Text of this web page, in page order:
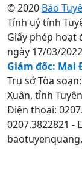
© 2020 Báo
Tỉnh uỷ tỉnh
Giấy phép hoạt
ngày 17/03/2022
Giám đốc: Mai
Trụ sở Tòa
Xuân, tỉnh
Điện thoại:
0207.3822821 -